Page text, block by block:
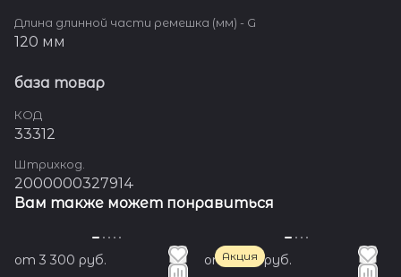
Длина длинной части ремешка (мм) - G
120 мм
база товар
КОД
33312
Штрихкод.
2000000327914
Вам также может понравиться
от 3 300 руб.
Акция
от 1 350 руб.